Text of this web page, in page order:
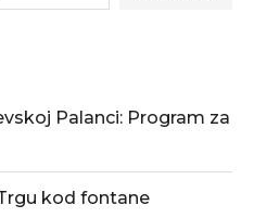
Palanci: Program za
kod fontane